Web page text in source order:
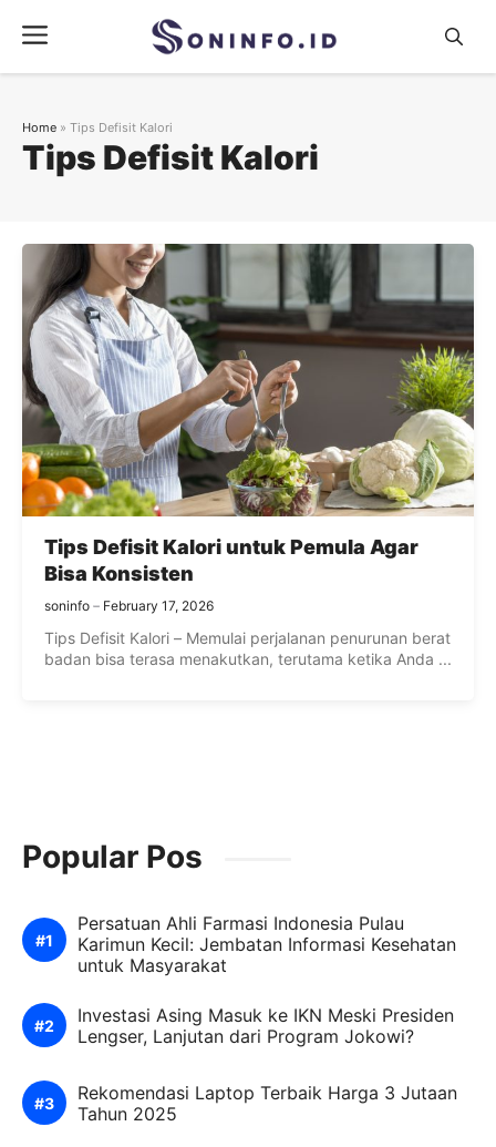
content
Menu
Tips Defisit Kalori
Home » Tips Defisit Kalori
Tips Defisit Kalori untuk Pemula Agar
Bisa Konsisten
soninfo February 17, 2026
Tips Defisit Kalori – Memulai perjalanan penurunan berat
badan bisa terasa menakutkan, terutama ketika Anda ...
Popular Pos
Persatuan Ahli Farmasi Indonesia Pulau
Karimun Kecil: Jembatan Informasi Kesehatan
untuk Masyarakat
Investasi Asing Masuk ke IKN Meski Presiden
Lengser, Lanjutan dari Program Jokowi?
Rekomendasi Laptop Terbaik Harga 3 Jutaan
Tahun 2025